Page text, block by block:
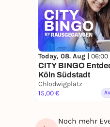
Today, 08. Aug | 06:00
CITY BINGO
Köln Südstadt
Chlodwigplatz
15,00 €
Noch mehr